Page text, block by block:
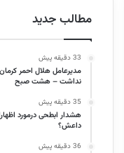
مطالب جدید
33 دقیقه پیش
نداشت – هشت صبح
35 دقیقه پیش
هشدار ابطحی درمورد
داعش؟
36 دقیقه پیش